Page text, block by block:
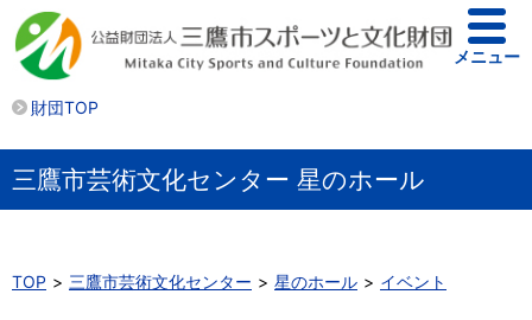
財団TOP
メニュー
三鷹市芸術文化センター 星のホール
TOP 三鷹市芸術文化センター 星のホール イベント